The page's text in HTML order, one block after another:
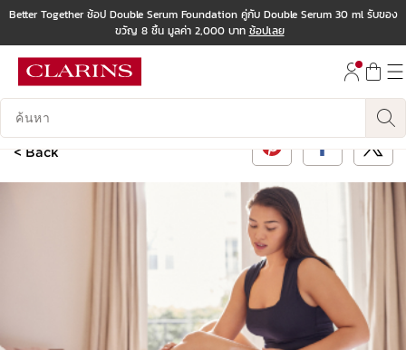
ไปที่ส่วนท้าย
Better Together ช้อป Double Serum Foundation คู่กับ Double Serum 30 ml รับของ
ขวัญ 8 ชิ้น มูลค่า 2,000 บาท ช้อปเลย
บันทึกข้อมูลค้นหา
< Back